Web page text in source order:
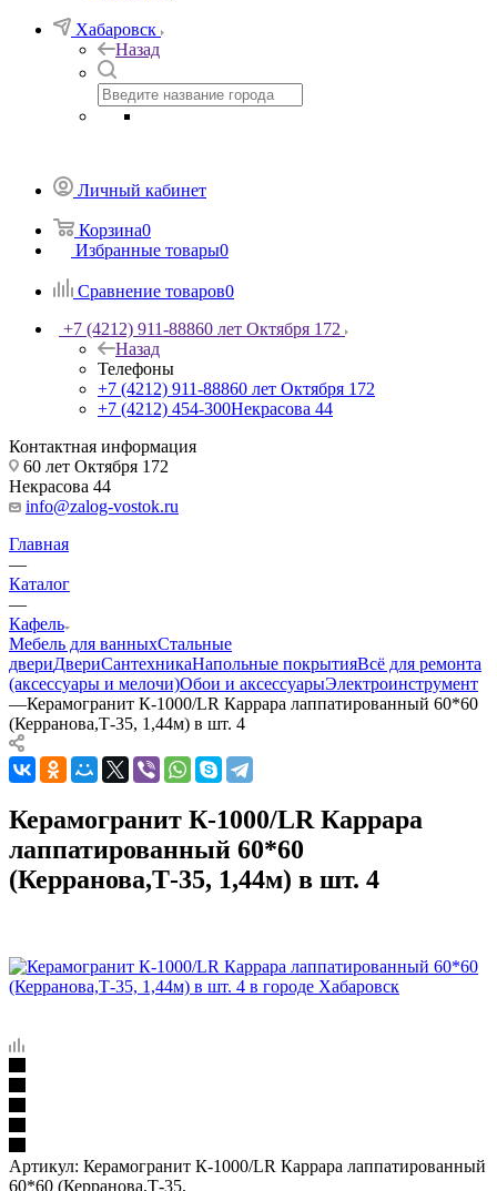
Хабаровск
Назад
Личный кабинет
Корзина0
Избранные товары0
Сравнение товаров0
+7 (4212) 911-88860 лет Октября 172
Назад
Телефоны
+7 (4212) 911-88860 лет Октября 172
+7 (4212) 454-300Некрасова 44
Контактная информация
60 лет Октября 172
Некрасова 44
info@zalog-vostok.ru
Главная
—
Каталог
—
Кафель
Мебель для ванныхСтальные
двериДвериСантехникаНапольные покрытияВсё для ремонта
(аксессуары и мелочи)Обои и аксессуарыЭлектроинструмент
—Керамогранит К-1000/LR Каррара лаппатированный 60*60
(Керранова,Т-35, 1,44м) в шт. 4
Керамогранит К-1000/LR Каррара
лаппатированный 60*60
(Керранова,Т-35, 1,44м) в шт. 4
Артикул: Керамогранит К-1000/LR Каррара лаппатированный
60*60 (Керранова,Т-35,